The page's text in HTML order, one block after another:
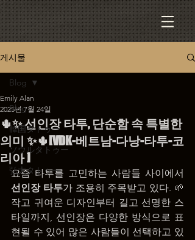
게시물
Blog
韓国タトゥー
ソウルタトゥー
弘大タトゥー
Blog
🌵✨ 선인장 타투, 단순함 속 특별한
의미 ✨🌵[VDK-베트남-다낭-타투-코
리아 ]
Emily Alan
2025년 7월 24일
선인장 타투가 조용히 주목받고 있다. 🌱
작고 귀여운 디자인부터 길고 선명한 스
타일까지, 선인장은 다양한 방식으로 표
현될 수 있어 많은 사람들이 선택하고 있